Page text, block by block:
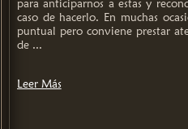
para anticiparnos a estas y
caso de hacerlo. En muchas
puntual pero conviene prestar
de ...
Leer Más